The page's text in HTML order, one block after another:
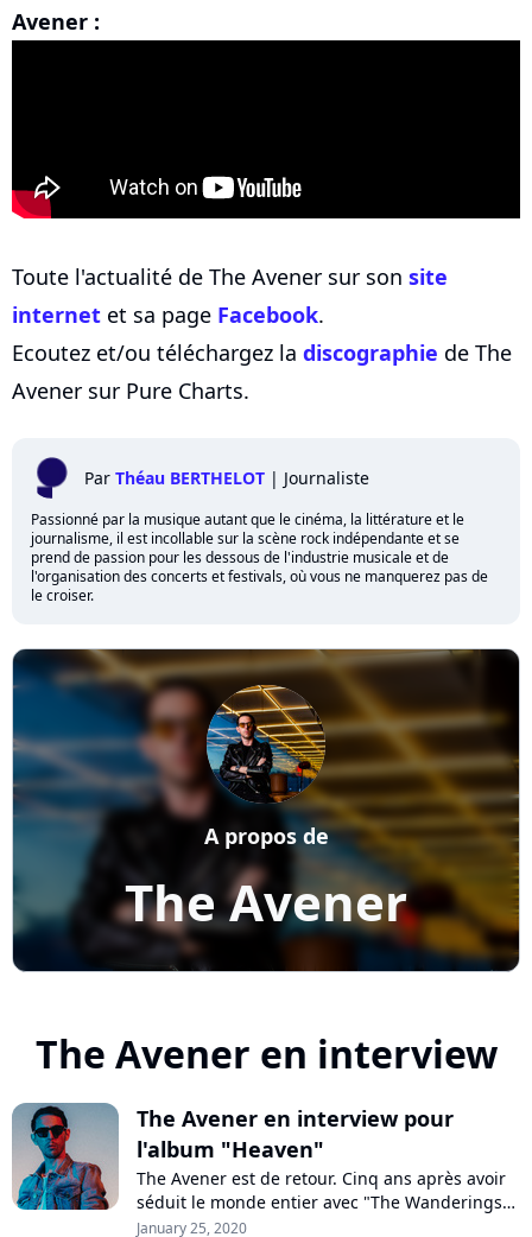
Avener :
Toute l'actualité de The Avener sur son site
internet et sa page Facebook.
Ecoutez et/ou téléchargez la discographie de The
Avener sur Pure Charts.
Par Théau BERTHELOT | Journaliste
Passionné par la musique autant que le cinéma, la littérature et le
journalisme, il est incollable sur la scène rock indépendante et se
prend de passion pour les dessous de l'industrie musicale et de
l'organisation des concerts et festivals, où vous ne manquerez pas de
le croiser.
The Avener
A propos de
The Avener en interview
The Avener en interview pour
l'album "Heaven"
The Avener est de retour. Cinq ans après avoir
séduit le monde entier avec "The Wanderings
of the Avener", le DJ niçois compte bien faire
January 25, 2020